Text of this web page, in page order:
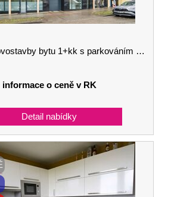
bytu 1+kk s parkováním Brno - Královo Pole
informace o ceně v RK